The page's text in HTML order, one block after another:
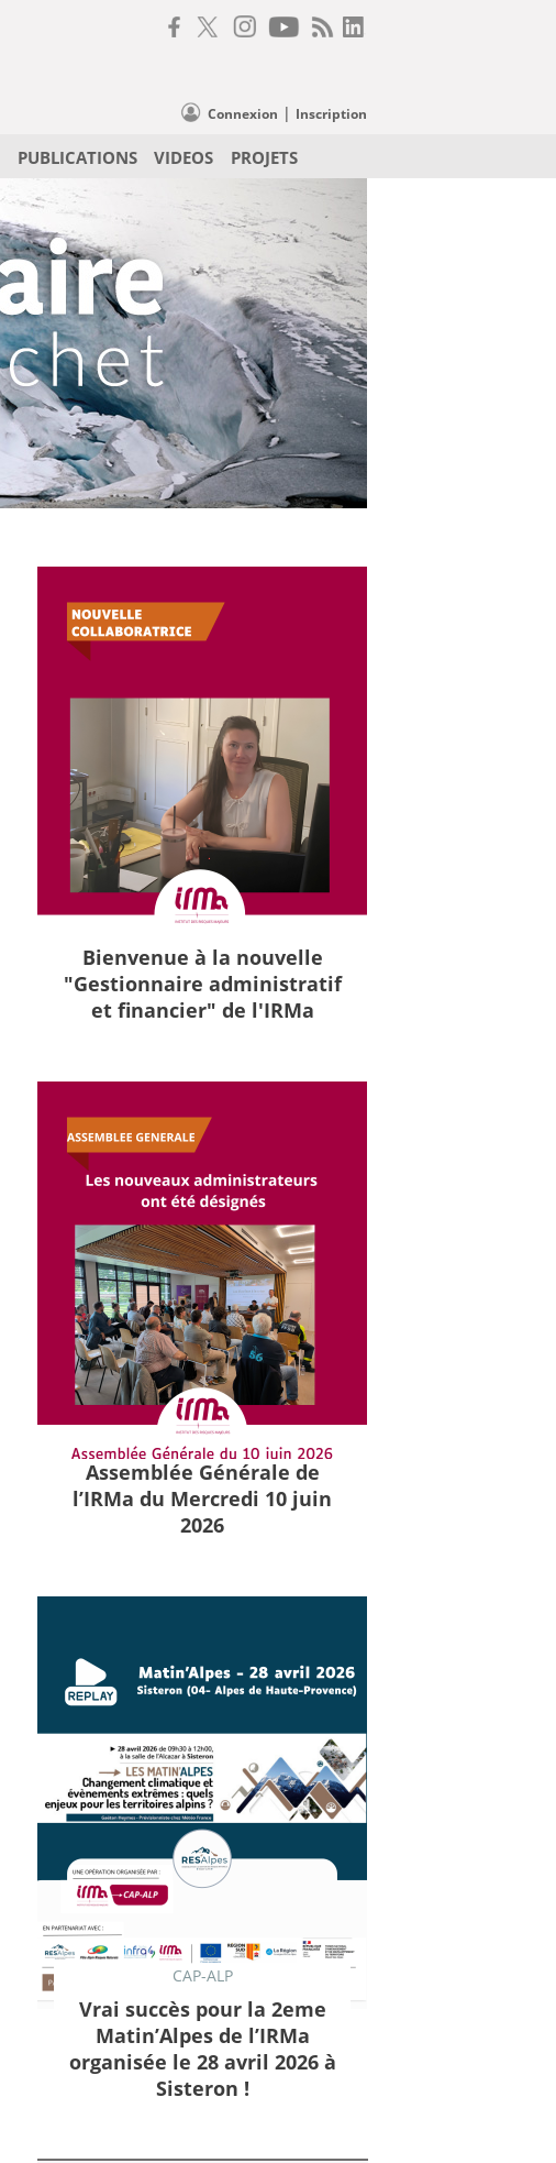
Connexion | Inscription
PUBLICATIONS VIDEOS PROJETS
Bienvenue à la nouvelle
"Gestionnaire administratif
et financier" de l'IRMa
Assemblée Générale de
l’IRMa du Mercredi 10 juin
2026
CAP-ALP
Vrai succès pour la 2eme
Matin’Alpes de l’IRMa
organisée le 28 avril 2026 à
Sisteron !